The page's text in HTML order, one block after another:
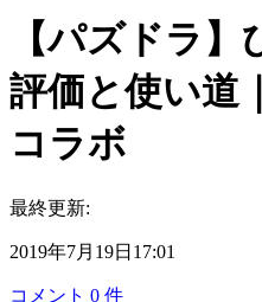
【パズドラ
評価と使い道
コラボ
最終更新:
2019年7月19日17:01
コメント 0 件